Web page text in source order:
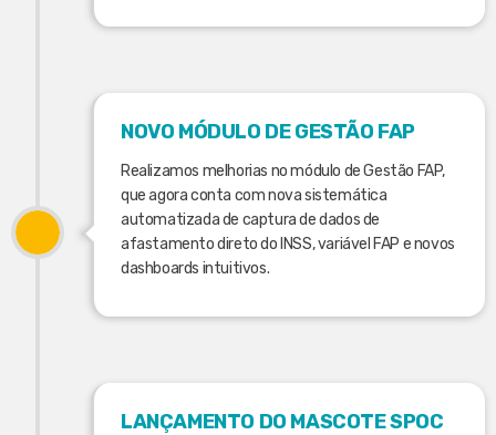
NOVO MÓDULO DE GESTÃO FAP
Realizamos melhorias no módulo de Gestão FAP,
que agora conta com nova sistemática
automatizada de captura de dados de
afastamento direto do INSS, variável FAP e novos
dashboards intuitivos.
LANÇAMENTO DO MASCOTE SPOC